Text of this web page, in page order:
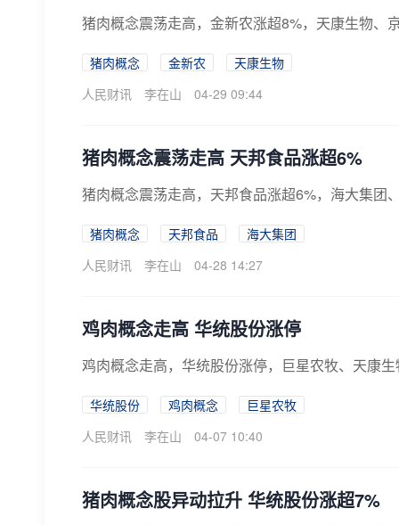
猪肉概念震荡走高，金新农涨超8%，天康生物、
猪肉概念 金新农
天康生物
人民财讯
李在山 04-29 09:44
猪肉概念震荡走高 天邦食品涨超6%
猪肉概念震荡走高，天邦食品涨超6%，海大集团
猪肉概念 天邦食品
海大集团
人民财讯
李在山 04-28 14:27
鸡肉概念走高 华统股份涨停
鸡肉概念走高，华统股份涨停，巨星农牧、天康
华统股份 鸡肉概念
巨星农牧
人民财讯
李在山 04-07 10:40
猪肉概念股异动拉升 华统股份涨超7%